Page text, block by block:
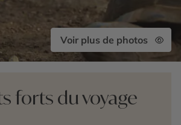
Voir plus de photos
forts du voyage